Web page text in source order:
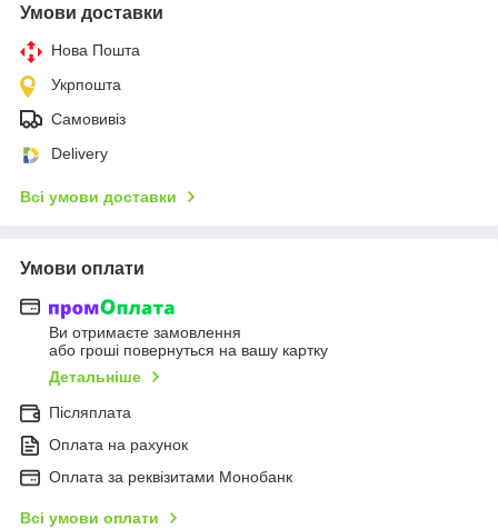
Умови доставки
Нова Пошта
Укрпошта
Самовивіз
Delivery
Всі умови доставки
Умови оплати
Ви отримаєте замовлення
або гроші повернуться на вашу картку
Детальніше
Післяплата
Оплата на рахунок
Оплата за реквізитами Монобанк
Всі умови оплати